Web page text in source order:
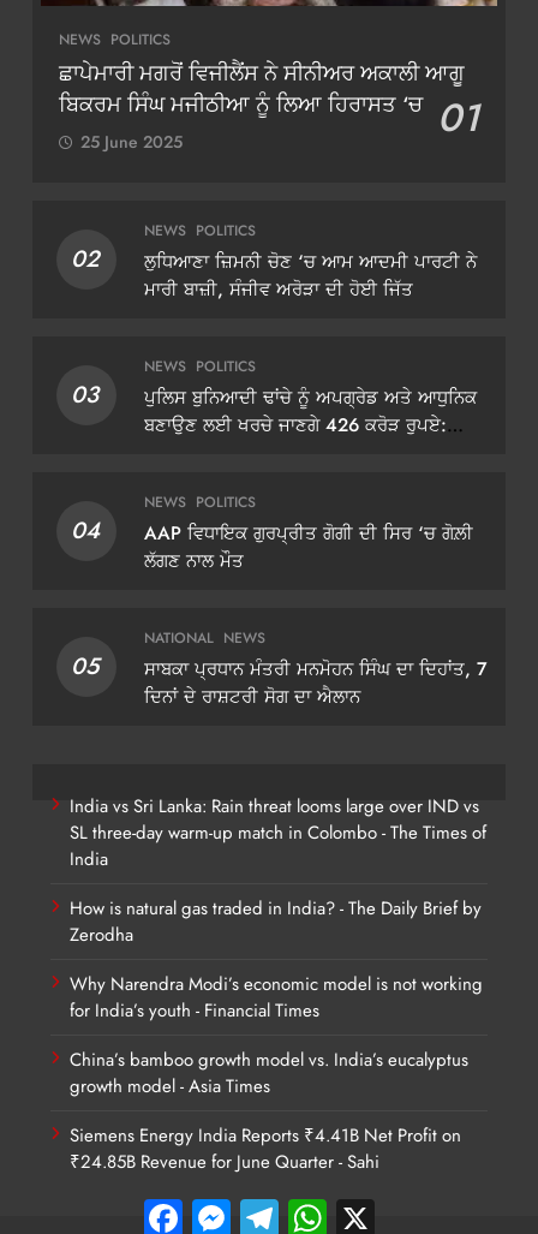
NEWS POLITICS
ਛਾਪੇਮਾਰੀ ਮਗਰੋਂ ਵਿਜੀਲੈਂਸ ਨੇ ਸੀਨੀਅਰ ਅਕਾਲੀ ਆਗੂ
ਬਿਕਰਮ ਸਿੰਘ ਮਜੀਠੀਆ ਨੂੰ ਲਿਆ ਹਿਰਾਸਤ ‘ਚ 01
25 June 2025
02
NEWS POLITICS
ਲੁਧਿਆਣਾ ਜ਼ਿਮਨੀ ਚੋਣ ‘ਚ ਆਮ ਆਦਮੀ ਪਾਰਟੀ ਨੇ
ਮਾਰੀ ਬਾਜ਼ੀ, ਸੰਜੀਵ ਅਰੋੜਾ ਦੀ ਹੋਈ ਜਿੱਤ
03
NEWS POLITICS
ਪੁਲਿਸ ਬੁਨਿਆਦੀ ਢਾਂਚੇ ਨੂੰ ਅਪਗ੍ਰੇਡ ਅਤੇ ਆਧੁਨਿਕ
ਬਣਾਉਣ ਲਈ ਖਰਚੇ ਜਾਣਗੇ 426 ਕਰੋੜ ਰੁਪਏ:
04
NEWS POLITICS
AAP ਵਿਧਾਇਕ ਗੁਰਪ੍ਰੀਤ ਗੋਗੀ ਦੀ ਸਿਰ ‘ਚ ਗੋਲ਼ੀ
ਲੱਗਣ ਨਾਲ ਮੌਤ
05
NATIONAL NEWS
ਸਾਬਕਾ ਪ੍ਰਧਾਨ ਮੰਤਰੀ ਮਨਮੋਹਨ ਸਿੰਘ ਦਾ ਦਿਹਾਂਤ, 7
ਦਿਨਾਂ ਦੇ ਰਾਸ਼ਟਰੀ ਸੋਗ ਦਾ ਐਲਾਨ
India vs Sri Lanka: Rain threat looms large over IND vs
SL three-day warm-up match in Colombo - The Times of
India
How is natural gas traded in India? - The Daily Brief by
Zerodha
Why Narendra Modi’s economic model is not working
for India’s youth - Financial Times
China’s bamboo growth model vs. India’s eucalyptus
growth model - Asia Times
Siemens Energy India Reports ₹4.41B Net Profit on
₹24.85B Revenue for June Quarter - Sahi
FacebookMessengerTelegramWhatsApp